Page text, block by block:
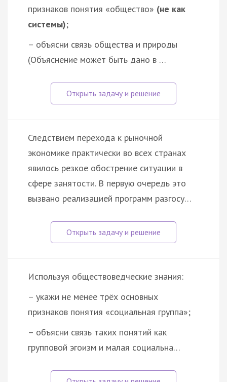
признаков понятия «общество» (не как
системы);
– объясни связь общества и природы
(Объяснение может быть дано в …
Следствием перехода к рыночной
экономике практически во всех странах
явилось резкое обострение ситуации в
сфере занятости. В первую очередь это
вызвано реализацией программ разгосу…
Используя обществоведческие знания:
– укажи не менее трёх основных
признаков понятия «социальная группа»;
– объясни связь таких понятий как
групповой эгоизм и малая социальна…